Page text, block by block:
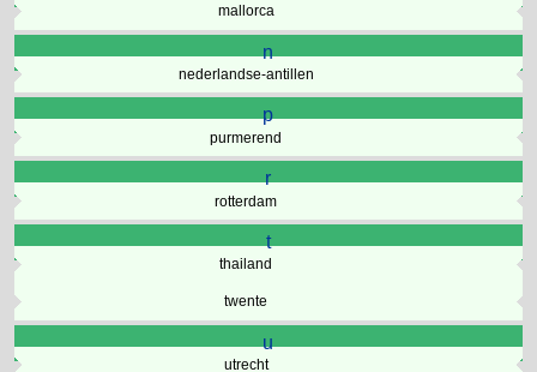
mallorca
n
nederlandse-antillen
p
purmerend
r
rotterdam
t
thailand
twente
u
utrecht